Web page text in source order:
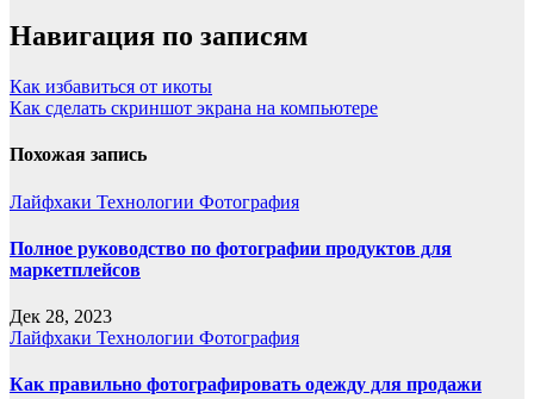
Навигация по записям
Как избавиться от икоты
Как сделать скриншот экрана на компьютере
Похожая запись
Лайфхаки Технологии Фотография
Полное руководство по фотографии продуктов для
маркетплейсов
Дек 28, 2023
Лайфхаки Технологии Фотография
Как правильно фотографировать одежду для продажи